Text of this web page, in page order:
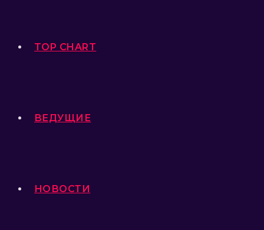
TOP CHART
ВЕДУЩИЕ
НОВОСТИ